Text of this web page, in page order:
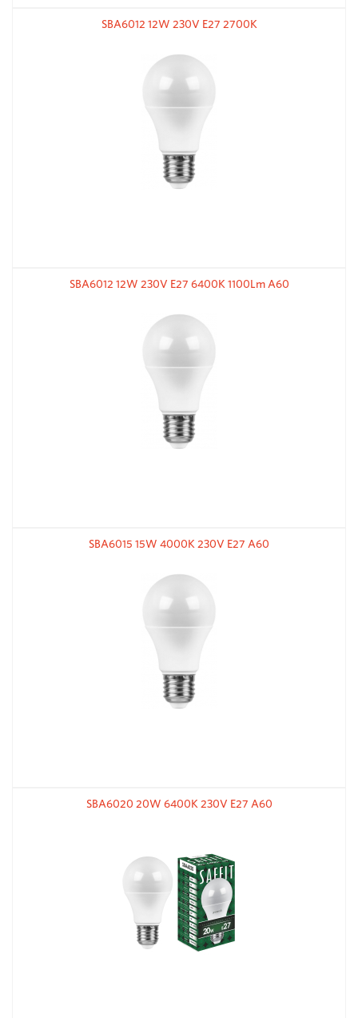
SBA6012 12W 230V E27 2700K
SBA6012 12W 230V E27 6400K 1100Lm A60
SBA6015 15W 4000K 230V E27 A60
SBA6020 20W 6400K 230V E27 A60